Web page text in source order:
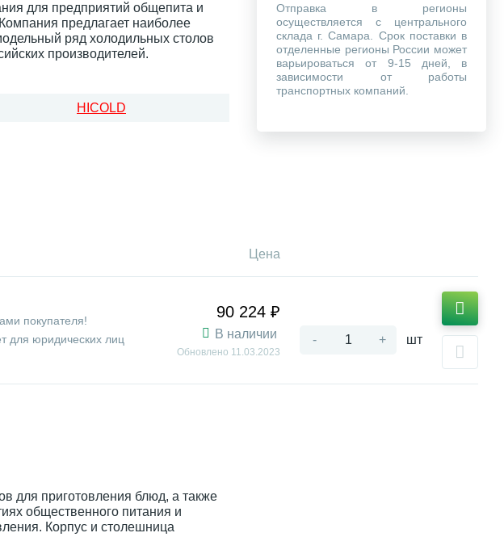
для предприятий общепита и
предлагает наиболее
ряд холодильных столов
производителей.
HICOLD
Цена
покупателя!
для юридических лиц
90 224 ₽
В наличии
Обновлено 11.03.2023
- + шт
для приготовления блюд, а также
общественного питания и
Корпус и столешница
Отправка в регионы
осуществляется с центрального
склада г. Самара. Срок поставки в
отделенные регионы России может
варьироваться от 9-15 дней, в
зависимости от работы
транспортных компаний.